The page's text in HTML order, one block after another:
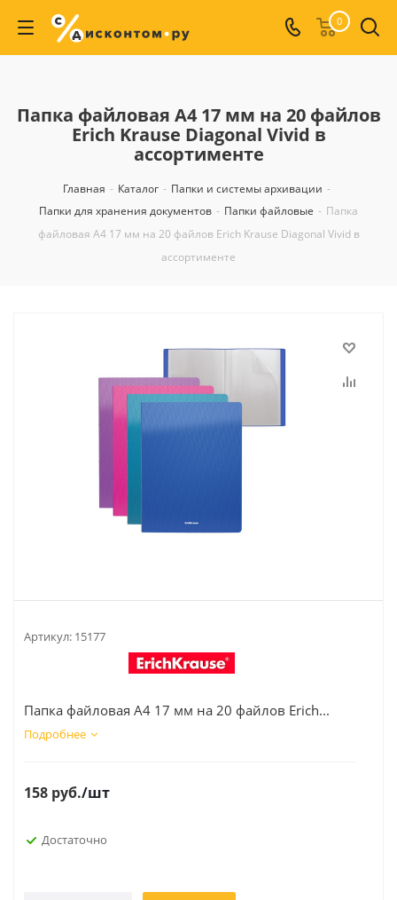
0
Папка файловая А4 17 мм на 20 файлов
Erich Krause Diagonal Vivid в
ассортименте
Главная - Каталог - Папки и системы архивации -
Папки для хранения документов - Папки файловые - Папка
файловая А4 17 мм на 20 файлов Erich Krause Diagonal Vivid в
ассортименте
Артикул: 15177
Папка файловая А4 17 мм на 20 файлов Erich...
Подробнее
158 руб./шт
Достаточно